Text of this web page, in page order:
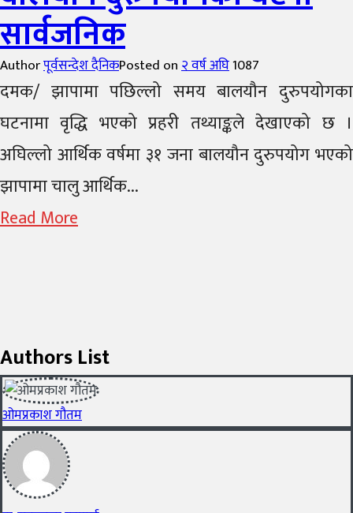
सार्वजनिक
Authorपूर्वसन्देश दैनिकPosted on२ वर्ष अघि1087
दमक/ झापामा पछिल्लो समय बालयौन दुरुपयोगका
घटनामा वृद्धि भएको प्रहरी तथ्याङ्कले देखाएको छ ।
अघिल्लो आर्थिक वर्षमा ३१ जना बालयौन दुरुपयोग भएको
झापामा चालु आर्थिक...
Read More
Authors List
ओमप्रकाश गौतम